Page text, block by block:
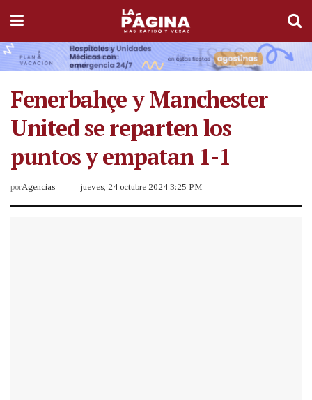
Fenerbahçe y Manchester
United se reparten los
puntos y empatan 1-1
porAgencias jueves, 24 octubre 2024 3:25 PM